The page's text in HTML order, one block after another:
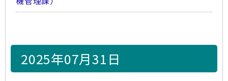
2025年07月31日